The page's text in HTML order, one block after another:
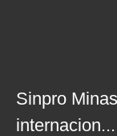
Sinpro
internacion...